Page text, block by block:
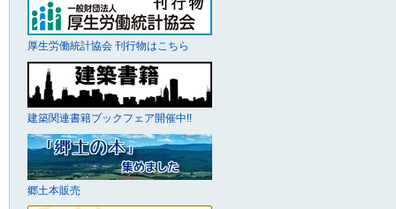
厚生労働統計協会 刊行物はこちら
建築関連書籍ブックフェア開催中!!
郷土本販売